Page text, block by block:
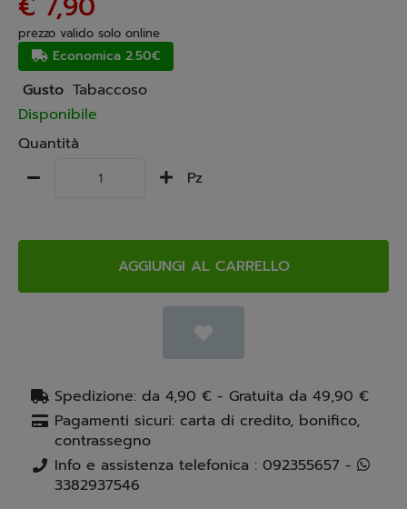
prezzo valido solo online
Economica 2.50€
Gusto Tabaccoso
Disponibile
Quantità
Pz
AGGIUNGI AL CARRELLO
Spedizione: da 4,90 € - Gratuita da 49,90 €
Pagamenti sicuri: carta di credito, bonifico,
contrassegno
Info e assistenza telefonica : 092355657 -
3382937546